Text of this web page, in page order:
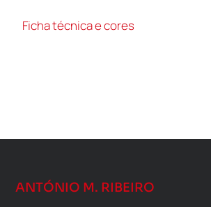
Ficha técnica e cores
ANTÓNIO M. RIBEIRO